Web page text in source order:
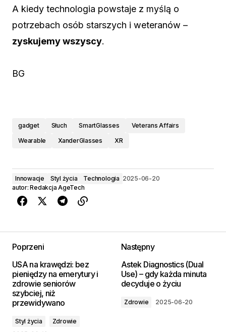
A kiedy technologia powstaje z myślą o
potrzebach osób starszych i weteranów –
zyskujemy wszyscy.
BG
gadget Słuch SmartGlasses
Veterans Affairs
Wearable
XanderGlasses XR
Innowacje Styl życia Technologia 2025-06-20
autor: Redakcja AgeTech
Poprzeni
USA na krawędzi: bez
pieniędzy na emerytury i
zdrowie seniorów
szybciej, niż
przewidywano
Styl życia
Zdrowie
Następny
Astek Diagnostics (Dual
Use) – gdy każda minuta
decyduje o życiu
Zdrowie 2025-06-20